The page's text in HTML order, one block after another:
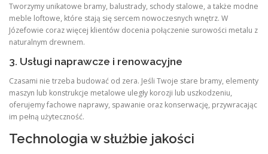
Tworzymy unikatowe bramy, balustrady, schody stalowe, a także modne
meble loftowe, które stają się sercem nowoczesnych wnętrz. W
Józefowie coraz więcej klientów docenia połączenie surowości metalu z
naturalnym drewnem.
3. Usługi naprawcze i renowacyjne
Czasami nie trzeba budować od zera. Jeśli Twoje stare bramy, elementy
maszyn lub konstrukcje metalowe uległy korozji lub uszkodzeniu,
oferujemy fachowe naprawy, spawanie oraz konserwację, przywracając
im pełną użyteczność.
Technologia w służbie jakości